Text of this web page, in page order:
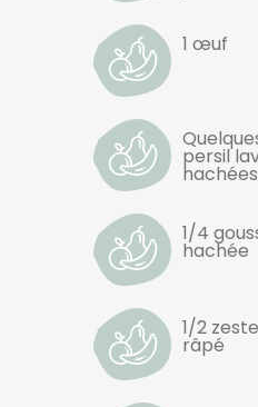
1 œuf
persil
hachées
1/4
hachée
1/2
râpé